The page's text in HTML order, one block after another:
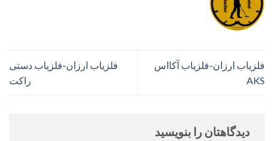
فلزیاب ارزان-فلزیاب آکااس
AKS
فلزیاب ارزان-فلزیاب دستی
راکت
دیدگاهتان را بنویسید